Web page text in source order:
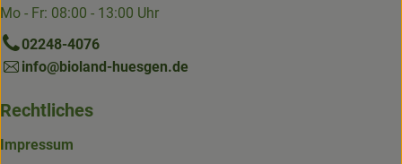
Mo - Fr: 08:00 - 13:00 Uhr
02248-4076
info@bioland-huesgen.de
Rechtliches
Impressum